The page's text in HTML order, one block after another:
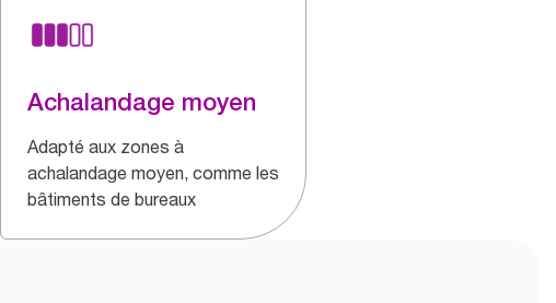
Achalandage moyen
Adapté aux zones à
achalandage moyen, comme les
bâtiments de bureaux